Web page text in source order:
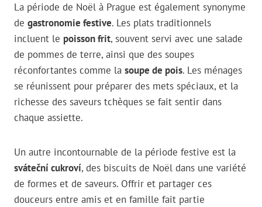
La période de Noël à Prague est également synonyme
de gastronomie festive. Les plats traditionnels
incluent le poisson frit, souvent servi avec une salade
de pommes de terre, ainsi que des soupes
réconfortantes comme la soupe de pois. Les ménages
se réunissent pour préparer des mets spéciaux, et la
richesse des saveurs tchèques se fait sentir dans
chaque assiette.
Un autre incontournable de la période festive est la
sváteční cukroví, des biscuits de Noël dans une variété
de formes et de saveurs. Offrir et partager ces
douceurs entre amis et en famille fait partie